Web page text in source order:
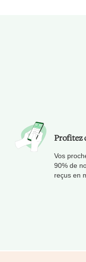
Profitez
Vos
90% de
reçus en